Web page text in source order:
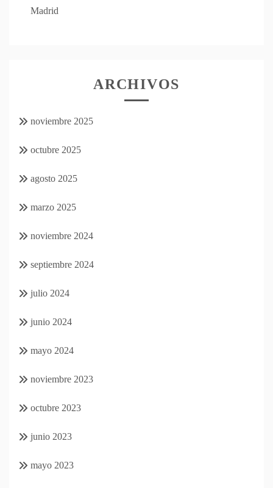
Madrid
ARCHIVOS
noviembre 2025
octubre 2025
agosto 2025
marzo 2025
noviembre 2024
septiembre 2024
julio 2024
junio 2024
mayo 2024
noviembre 2023
octubre 2023
junio 2023
mayo 2023